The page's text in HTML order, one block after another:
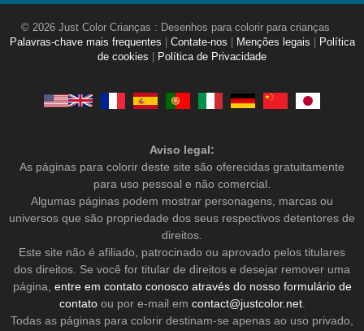
© 2026 Just Color Crianças : Desenhos para colorir para crianças
Palavras-chave mais frequentes
Contate-nos Menções legais
Política
de cookies
Política de Privacidade
Aviso legal:
As páginas para colorir deste site são oferecidas gratuitamente
para uso pessoal e não comercial.
Algumas páginas podem mostrar personagens, marcas ou
universos que são propriedade dos seus respectivos detentores de
direitos.
Este site não é afiliado, patrocinado ou aprovado pelos titulares
dos direitos. Se você for titular de direitos e desejar remover uma
página, entre em contato conosco através do nosso formulário de
contatoou por e-mail em contact@justcolor.net.
Todas as páginas para colorir destinam-se apenas ao uso privado,